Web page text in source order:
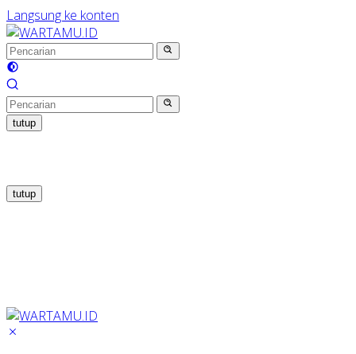
Langsung ke konten
tutup
tutup